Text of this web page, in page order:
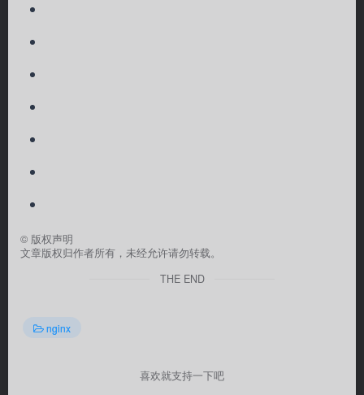
© 版权声明
文章版权归作者所有，未经允许请勿转载。
THE END
nginx
喜欢就支持一下吧